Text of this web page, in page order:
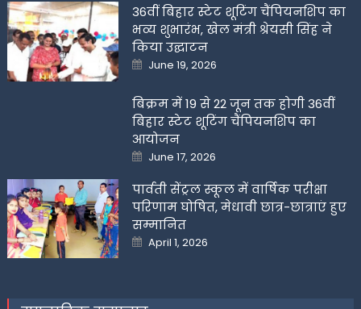
36वीं बिहार स्टेट शूटिंग चैंपियनशिप का
भव्य शुभारंभ, खेल मंत्री श्रेयसी सिंह ने
किया उद्घाटन
Posted
on
June 19, 2026
बिक्रम में 19 से 22 जून तक होगी 36वीं
बिहार स्टेट शूटिंग चैंपियनशिप का
आयोजन
Posted
on
June 17, 2026
पार्वती सेंट्रल स्कूल में वार्षिक परीक्षा
परिणाम घोषित, मेधावी छात्र-छात्राएं हुए
सम्मानित
Posted
on
April 1, 2026